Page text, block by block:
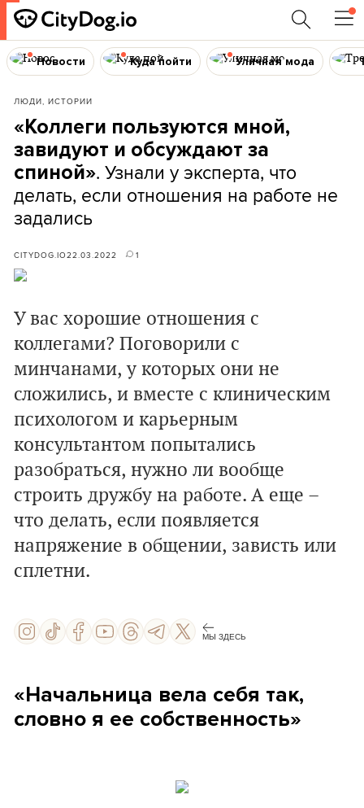
Новости Куда пойти Уличная мода
ЛЮДИ, ИСТОРИИ
«Коллеги пользуются мной,
завидуют и обсуждают за
спиной». Узнали у эксперта, что
делать, если отношения на работе не
задались
CITYDOG.IO22.03.2022 1
У вас хорошие отношения с
коллегами? Поговорили с
минчанами, у которых они не
сложились, и вместе с клиническим
психологом и карьерным
консультантом попытались
разобраться, нужно ли вообще
строить дружбу на работе. А еще –
что делать, если появляeтся
напряжение в общении, зависть или
сплетни.
МЫ ЗДЕСЬ
«Начальница вела себя так,
словно я ее собственность»